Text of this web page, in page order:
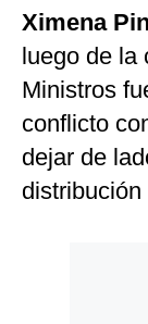
Ximena
luego de la
Ministros
conflicto
dejar de